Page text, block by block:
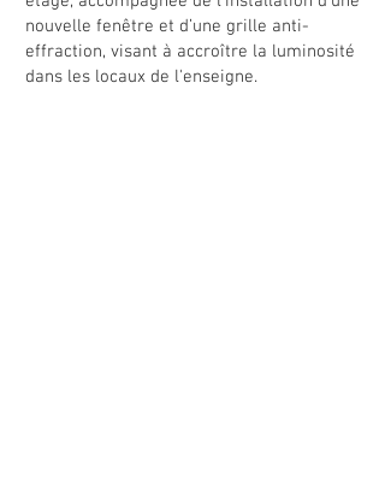
nouvelle fenêtre et d’une grille anti-
effraction, visant à accroître la luminosité
dans les locaux de l'enseigne.